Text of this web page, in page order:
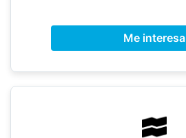
Me interesa